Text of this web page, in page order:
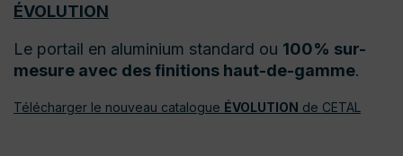
ÉVOLUTION
Le portail en aluminium standard ou 100% sur-
mesure avec des finitions haut-de-gamme.
Télécharger le nouveau catalogue ÉVOLUTION de CETAL